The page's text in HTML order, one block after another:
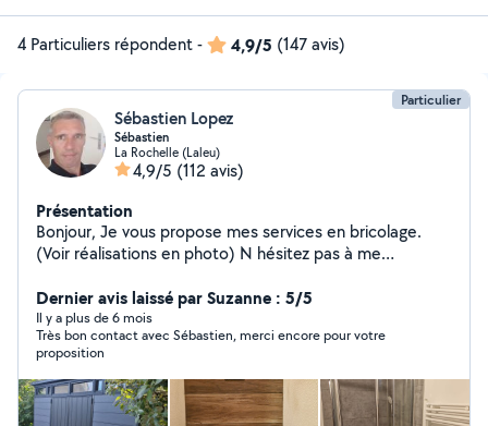
4 Particuliers répondent- 4,9/5 (147 avis)
Particulier
Sébastien Lopez
Sébastien
La Rochelle (Laleu)
4,9/5 (112 avis)
Présentation
Bonjour, Je vous propose mes services en bricolage.
(Voir réalisations en photo) N hésitez pas à me
Dernier avis laissé par Suzanne : 5/5
Il y a plus de 6 mois
Très bon contact avec Sébastien, merci encore pour votre
proposition